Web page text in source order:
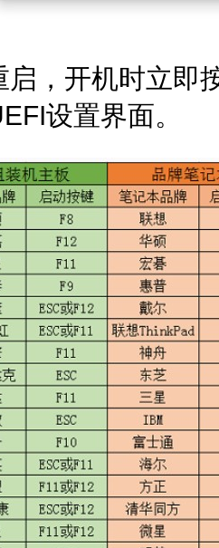
启，开机时立即
设置界面。